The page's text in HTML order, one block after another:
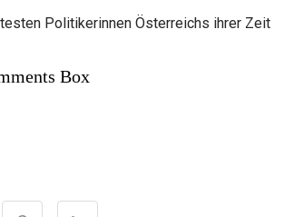
Politikerinnen Österreichs ihrer Zeit
Box